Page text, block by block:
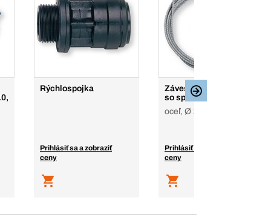
Rýchlospojka
Prihlásiť sa a zobraziť
ceny
Závesné oceľové lanká
so sponou a poistkou
oceľ, Ø 1,5 – Ø 2,5
Prihlásiť sa a zobraziť
ceny